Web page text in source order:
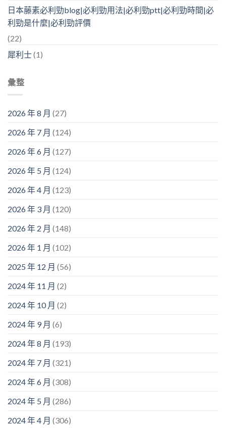
日本藤素必利勁blog|必利勁用法|必利勁ptt|必利勁時間|必
利勁是什麼|必利勁評價
(22)
犀利士(1)
彙整
2026 年 8 月 (27)
2026 年 7 月 (124)
2026 年 6 月 (127)
2026 年 5 月 (124)
2026 年 4 月 (123)
2026 年 3 月 (120)
2026 年 2 月 (148)
2026 年 1 月 (102)
2025 年 12 月 (56)
2024 年 11 月 (2)
2024 年 10 月 (2)
2024 年 9 月 (6)
2024 年 8 月 (193)
2024 年 7 月 (321)
2024 年 6 月 (308)
2024 年 5 月 (286)
2024 年 4 月 (306)